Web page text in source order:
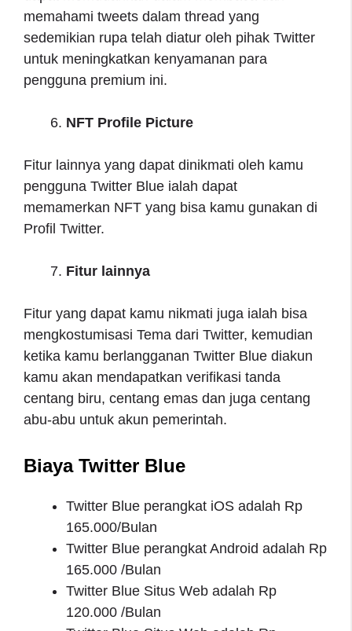
memahami tweets dalam thread yang
sedemikian rupa telah diatur oleh pihak Twitter
untuk meningkatkan kenyamanan para
pengguna premium ini.
NFT Profile Picture
Fitur lainnya yang dapat dinikmati oleh kamu
pengguna Twitter Blue ialah dapat
memamerkan NFT yang bisa kamu gunakan di
Profil Twitter.
Fitur lainnya
Fitur yang dapat kamu nikmati juga ialah bisa
mengkostumisasi Tema dari Twitter, kemudian
ketika kamu berlangganan Twitter Blue diakun
kamu akan mendapatkan verifikasi tanda
centang biru, centang emas dan juga centang
abu-abu untuk akun pemerintah.
Biaya Twitter Blue
Twitter Blue perangkat iOS adalah Rp
165.000/Bulan
Twitter Blue perangkat Android adalah Rp
165.000 /Bulan
Twitter Blue Situs Web adalah Rp
120.000 /Bulan